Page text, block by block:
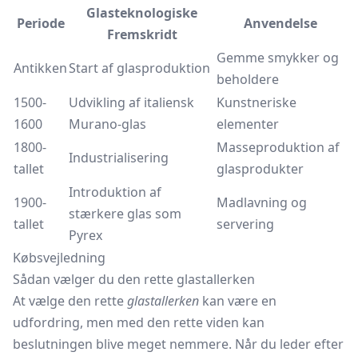
Periode
Glasteknologiske
Fremskridt
Anvendelse
AntikkenStart af glasproduktion
Gemme smykker og
beholdere
1500-
1600
Udvikling af italiensk
Murano-glas
Kunstneriske
elementer
1800-
tallet
Industrialisering
Masseproduktion af
glasprodukter
1900-
tallet
Introduktion af
stærkere glas som
Pyrex
Madlavning og
servering
Købsvejledning
Sådan vælger du den rette glastallerken
At vælge den retteglastallerken kan være en
udfordring, men med den rette viden kan
beslutningen blive meget nemmere. Når du leder efter